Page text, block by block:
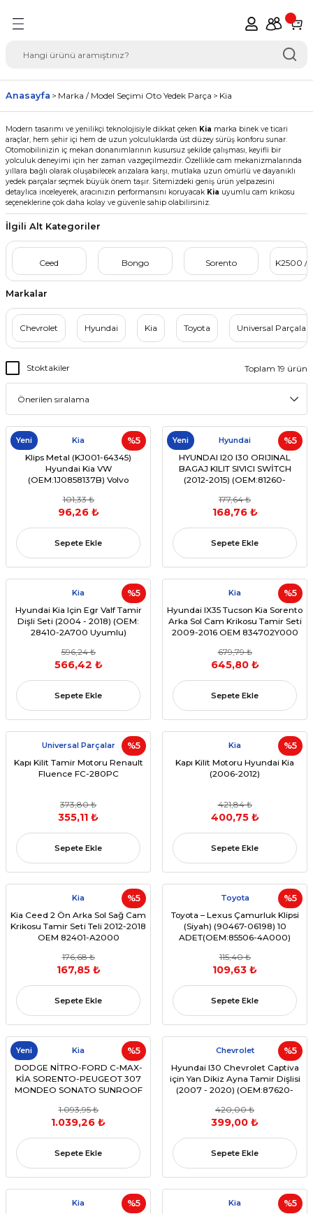
Seçimi Oto Yedek
Anasayfa Marka / Model Seçimi Oto Yedek Parça Kia
Modern tasarımı ve yenilikçi teknolojisiyle dikkat çeken Kia marka binek ve ticari
araçlar, hem şehir içi hem de uzun yolculuklarda üst düzey sürüş konforu sunar.
Otomobilinizin iç mekan donanımlarının kusursuz şekilde çalışması, keyifli bir
yolculuk deneyimi için her zaman vazgeçilmezdir. Özellikle cam mekanizmalarında
yıllara bağlı olarak oluşabilecek arızalara karşı, mutlaka uzun ömürlü ve dayanıklı
yedek parçalar seçmek büyük önem taşır. Sitemizdeki geniş ürün yelpazesini
detaylıca inceleyerek, aracınızın performansını koruyacak Kia uyumlu cam krikosu
seçeneklerine çok daha kolay ve güvenle sahip olabilirsiniz.
İlgili Alt Kategoriler
Ceed Bongo Sorento K2500 /
Markalar
Chevrolet Hyundai Kia Toyota Universal Parçalar
Stoktakiler Toplam 19 ürün
%5
Yeni Kia
Klips Metal (KJ001-64345)
Hyundai Kia VW
(OEM:1J0858137B) Volvo
101,33 ₺
96,26 ₺
Sepete Ekle
%5
Yeni Hyundai
HYUNDAI I20 I30 ORIJINAL
BAGAJ KILIT SIVICI SWİTCH
(2012-2015) (OEM:81260-
A6000)
177,64 ₺
168,76 ₺
Sepete Ekle
%5
Kia
Hyundai Kia Için Egr Valf Tamir
Dişli Seti (2004 - 2018) (OEM:
28410-2A700 Uyumlu)
596,24 ₺
566,42 ₺
Sepete Ekle
%5
Kia
Hyundai IX35 Tucson Kia Sorento
Arka Sol Cam Krikosu Tamir Seti
2009-2016 OEM 834702Y000
679,79 ₺
645,80 ₺
Sepete Ekle
%5
Universal Parçalar
Kapı Kilit Tamir Motoru Renault
Fluence FC-280PC
373,80 ₺
355,11 ₺
Sepete Ekle
%5
Kia
Kapı Kilit Motoru Hyundai Kia
(2006-2012)
421,84 ₺
400,75 ₺
Sepete Ekle
%5
Kia
Kia Ceed 2 Ön Arka Sol Sağ Cam
Krikosu Tamir Seti Teli 2012-2018
OEM 82401-A2000
176,68 ₺
167,85 ₺
Sepete Ekle
%5
Toyota
Toyota – Lexus Çamurluk Klipsi
(Siyah) (90467-06198) 10
ADET(OEM:85506-4A000)
115,40 ₺
109,63 ₺
Sepete Ekle
%5
Yeni Kia
DODGE NİTRO-FORD C-MAX-
KİA SORENTO-PEUGEOT 307
MONDEO SONATO SUNROOF
1.093,95 ₺
1.039,26 ₺
Sepete Ekle
%5
Chevrolet
Hyundai I30 Chevrolet Captiva
için Yan Dikiz Ayna Tamir Dişlisi
(2007 - 2020) (OEM:87620-
420,00 ₺
399,00 ₺
Sepete Ekle
%5
Kia %5
Kia